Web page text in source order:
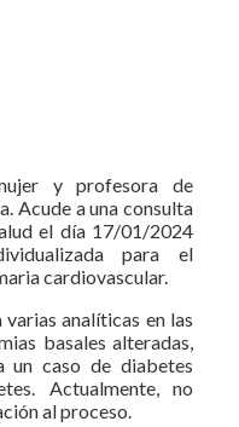
y profesora de
Acude a una consulta
el día 17/01/2024
para el
cardiovascular.
analíticas en las
basales alteradas,
un caso de diabetes
Actualmente, no
al proceso.